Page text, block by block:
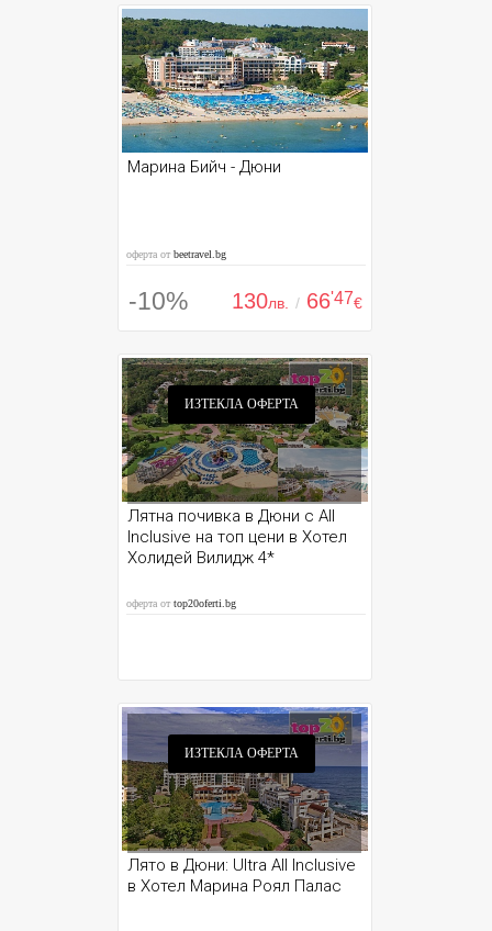
Марина Бийч - Дюни
оферта отbeetravel.bg
-10% 130лв. / 66'47€
ИЗТЕКЛА ОФЕРТА
Лятна почивка в Дюни с All
Inclusive на топ цени в Хотел
Холидей Вилидж 4*
оферта отtop20oferti.bg
ИЗТЕКЛА ОФЕРТА
Лято в Дюни: Ultra All Inclusive
в Хотел Марина Роял Палас